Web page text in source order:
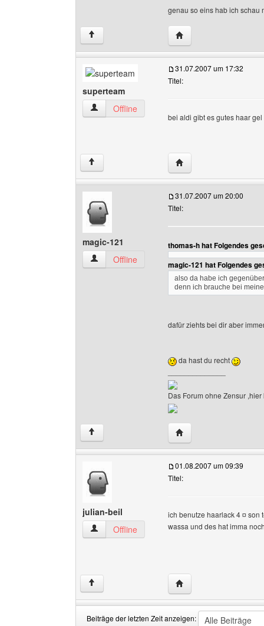
genau so eins hab ich schau
↑ Website dieses
superteam
superteam Benutzer-Profile anzeigen
Offline
31.07.2007 um 17:32
Titel:
bei aldi gibt es gutes haar
↑ Website dieses
magic-121
magic-121 Benutzer-Profile anzeigen
Offline
31.07.2007 um 20:00
Titel:
thomas-h hat Folgendes
magic-121 hat Folgendes
also da habe ich
denn ich brauche bei
dafür ziehts bei dir aber
da hast du recht
Das Forum ohne Zensur
↑ Website dieses
julian-beil
julian-beil Benutzer-Profile anzeigen
Offline
01.08.2007 um 09:39
Titel:
ich benutze haarlack 4 ¤ son
wassa und des hat imma
↑ Website dieses
Beiträge der letzten Zeit anzeigen: